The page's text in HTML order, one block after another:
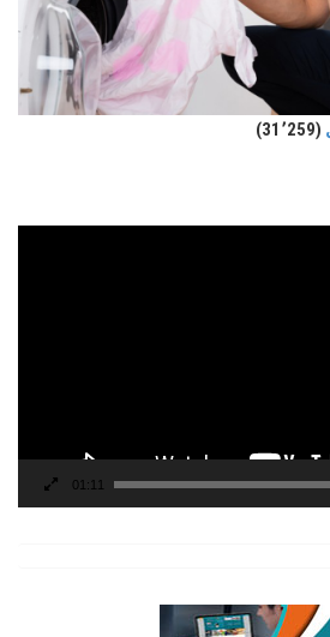
(31٬259)
01:11